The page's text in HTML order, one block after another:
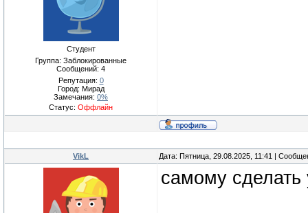
Студент
Группа: Заблокированные
Сообщений: 4
Репутация: 0
Город: Мирад
Замечания: 0%
Статус: Оффлайн
VikL Дата: Пятница, 29.08.2025, 11:41 |
самому сделать